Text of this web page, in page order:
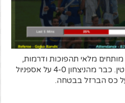
מלאי תהפוכות ודרמות,
הפעם הסיפור היה שונה לחלוטין. כבר מהניצחון 4-0 על אספניול
כס הברזל בבטחה.